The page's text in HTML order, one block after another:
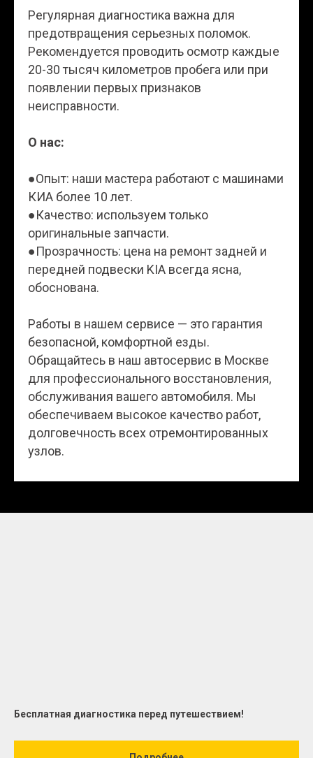
Регулярная диагностика важна для
предотвращения серьезных поломок.
Рекомендуется проводить осмотр каждые
20-30 тысяч километров пробега или при
появлении первых признаков
неисправности.
О нас:
●Опыт: наши мастера работают с машинами
КИА более 10 лет.
●Качество: используем только
оригинальные запчасти.
●Прозрачность: цена на ремонт задней и
передней подвески KIA всегда ясна,
обоснована.
Работы в нашем сервисе — это гарантия
безопасной, комфортной езды.
Обращайтесь в наш автосервис в Москве
для профессионального восстановления,
обслуживания вашего автомобиля. Мы
обеспечиваем высокое качество работ,
долговечность всех отремонтированных
узлов.
Бесплатная диагностика перед путешествием!